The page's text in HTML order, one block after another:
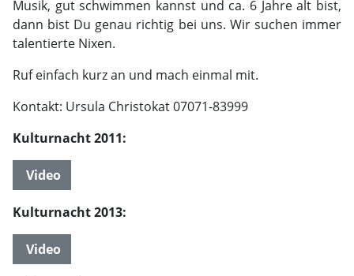
Musik, gut schwimmen kannst und ca. 6 Jahre alt bist,
dann bist Du genau richtig bei uns. Wir suchen immer
talentierte Nixen.
Ruf einfach kurz an und mach einmal mit.
Kontakt: Ursula Christokat 07071-83999
Kulturnacht 2011:
Video
Kulturnacht 2013:
Video